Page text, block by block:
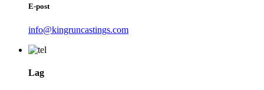
E-post
info@kingruncastings.com
Lag